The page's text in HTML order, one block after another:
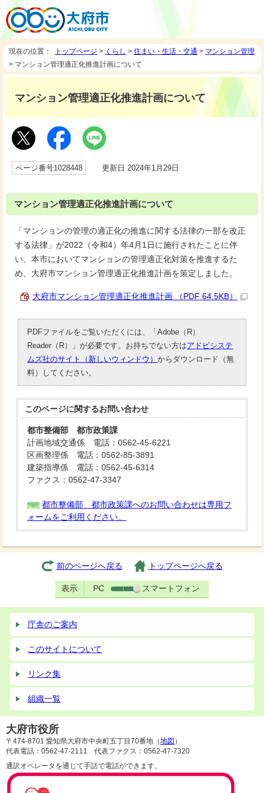
現在の位置： トップページ > くらし > 住まい・生活・交通 > マンション管理
> マンション管理適正化推進計画について
マンション管理適正化推進計画について
ページ番号1028448 更新日 2024年1月29日
マンション管理適正化推進計画について
「マンションの管理の適正化の推進に関する法律の一部を改正
する法律」が2022（令和4）年4月1日に施行されたことに伴
い、本市においてマンションの管理適正化対策を推進するた
め、大府市マンション管理適正化推進計画を策定しました。
大府市マンション管理適正化推進計画 （PDF 64.5KB）
PDFファイルをご覧いただくには、「Adobe（R）
Reader（R）」が必要です。お持ちでない方はアドビシステ
ムズ社のサイト（新しいウィンドウ）からダウンロード（無
料）してください。
このページに関するお問い合わせ
都市整備部 都市政策課
計画地域交通係 電話：0562-45-6221
区画整理係 電話：0562-85-3891
建築指導係 電話：0562-45-6314
ファクス：0562-47-3347
都市整備部 都市政策課へのお問い合わせは専用フ
ォームをご利用ください。
前のページへ戻る トップページへ戻る
表示 PC スマートフォン
庁舎のご案内
このサイトについて
リンク集
組織一覧
大府市役所
〒474-8701 愛知県大府市中央町五丁目70番地（地図 ）
代表電話：0562-47-2111 代表ファクス：0562-47-7320
通訳オペレータを通じて手話で電話ができます。